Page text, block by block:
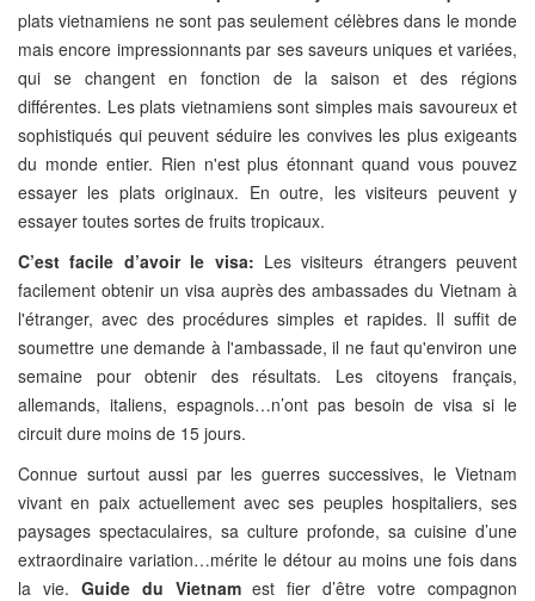
plats vietnamiens ne sont pas seulement célèbres dans le monde
mais encore impressionnants par ses saveurs uniques et variées,
qui se changent en fonction de la saison et des régions
différentes. Les plats vietnamiens sont simples mais savoureux et
sophistiqués qui peuvent séduire les convives les plus exigeants
du monde entier. Rien n'est plus étonnant quand vous pouvez
essayer les plats originaux. En outre, les visiteurs peuvent y
essayer toutes sortes de fruits tropicaux.
C’est facile d’avoir le visa: Les visiteurs étrangers peuvent
facilement obtenir un visa auprès des ambassades du Vietnam à
l'étranger, avec des procédures simples et rapides. Il suffit de
soumettre une demande à l'ambassade, il ne faut qu'environ une
semaine pour obtenir des résultats. Les citoyens français,
allemands, italiens, espagnols…n’ont pas besoin de visa si le
circuit dure moins de 15 jours.
Connue surtout aussi par les guerres successives, le Vietnam
vivant en paix actuellement avec ses peuples hospitaliers, ses
paysages spectaculaires, sa culture profonde, sa cuisine d’une
extraordinaire variation…mérite le détour au moins une fois dans
la vie. Guide du Vietnamest fier d’être votre compagnon